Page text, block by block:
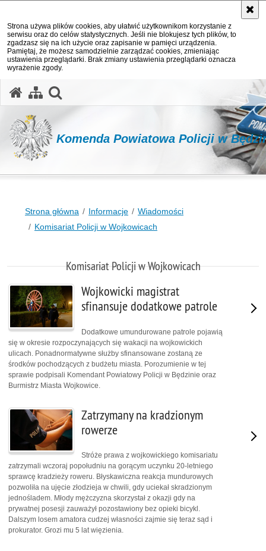
Strona używa plików cookies, aby ułatwić użytkownikom korzystanie z
serwisu oraz do celów statystycznych. Jeśli nie blokujesz tych plików, to
zgadzasz się na ich użycie oraz zapisanie w pamięci urządzenia.
Pamiętaj, że możesz samodzielnie zarządzać cookies, zmieniając
ustawienia przeglądarki. Brak zmiany ustawienia przeglądarki oznacza
wyrażenie zgody.
Komenda Powiatowa Policji w
Strona główna Informacje
Wiadomości
Komisariat Policji w Wojkowicach
Komisariat Policji w Wojkowicach
Wojkowicki magistrat
sfinansuje dodatkowe patrole
Dodatkowe umundurowane patrole pojawią
się w okresie rozpoczynających się wakacji na wojkowickich
ulicach. Ponadnormatywne służby sfinansowane zostaną ze
środków pochodzących z budżetu miasta. Porozumienie w tej
sprawie podpisali Komendant Powiatowy Policji w Będzinie oraz
Burmistrz Miasta Wojkowice.
Zatrzymany na kradzionym
rowerze
Stróże prawa z wojkowickiego komisariatu
zatrzymali wczoraj popołudniu na gorącym uczynku 20-letniego
sprawcę kradzieży roweru. Błyskawiczna reakcja mundurowych
pozwoliła na ujęcie złodzieja w chwili, gdy uciekał skradzionym
jednośladem. Młody mężczyzna skorzystał z okazji gdy na
prywatnej posesji zauważył pozostawiony bez opieki bicykl.
Dalszym losem amatora cudzej własności zajmie się teraz sąd i
prokurator. Grozi mu 5 lat więzienia.